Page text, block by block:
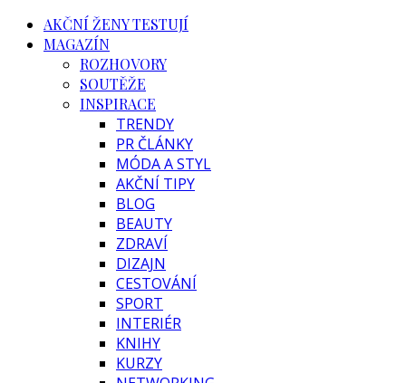
AKČNÍ ŽENY TESTUJÍ
MAGAZÍN
ROZHOVORY
SOUTĚŽE
INSPIRACE
TRENDY
PR ČLÁNKY
MÓDA A STYL
AKČNÍ TIPY
BLOG
BEAUTY
ZDRAVÍ
DIZAJN
CESTOVÁNÍ
SPORT
INTERIÉR
KNIHY
KURZY